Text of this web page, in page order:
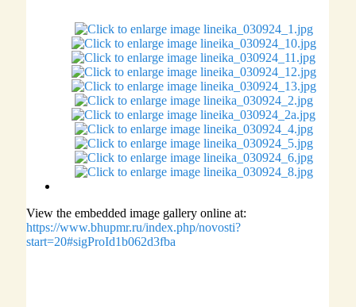
View the embedded image gallery online at:
https://www.bhupmr.ru/index.php/novosti?
start=20#sigProId1b062d3fba